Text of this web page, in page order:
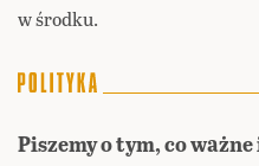
w środku.
Piszemy o tym, co